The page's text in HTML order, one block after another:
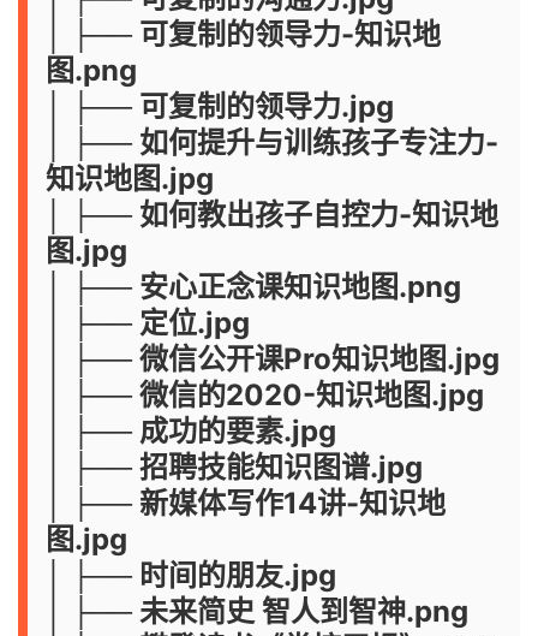
│ ├── 可复制的领导力-知识地
图.png
│ ├── 可复制的领导力.jpg
│ ├── 如何提升与训练孩子专注力-
知识地图.jpg
│ ├── 如何教出孩子自控力-知识地
图.jpg
│ ├── 安心正念课知识地图.png
│ ├── 定位.jpg
│ ├── 微信公开课Pro知识地图.jpg
│ ├── 微信的2020-知识地图.jpg
│ ├── 成功的要素.jpg
│ ├── 招聘技能知识图谱.jpg
│ ├── 新媒体写作14讲-知识地
图.jpg
│ ├── 时间的朋友.jpg
│ ├── 未来简史 智人到智神.png